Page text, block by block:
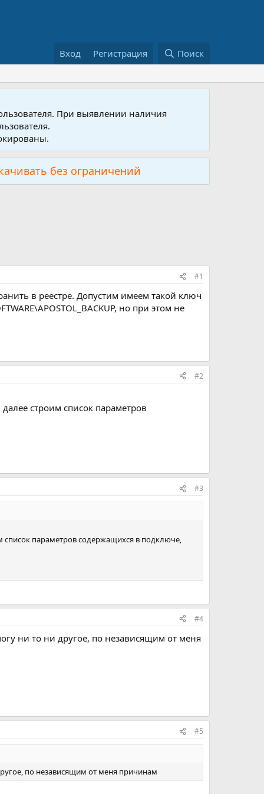
Вход Регистрация Поиск
При выявлении наличия
без ограничений
#1
в реестре. Допустим имеем такой ключ
но при этом не
#2
строим список параметров
#3
параметров содержащихся в подключе,
#4
ни то ни другое, по независящим от меня
#5
по независящим от меня причинам